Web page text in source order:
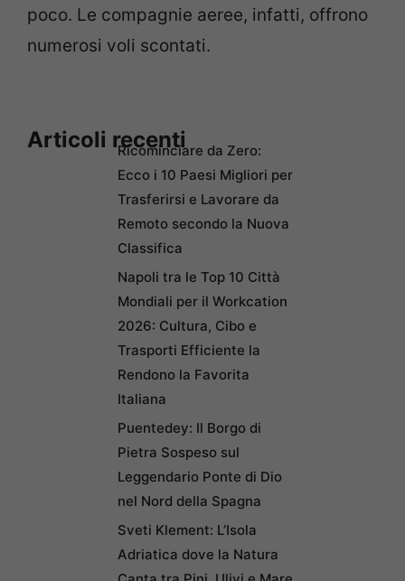
poco. Le compagnie aeree, infatti, offrono
numerosi voli scontati.
Articoli recentiRicominciare da Zero:
Ecco i 10 Paesi Migliori per
Trasferirsi e Lavorare da
Remoto secondo la Nuova
Classifica
Napoli tra le Top 10 Città
Mondiali per il Workcation
2026: Cultura, Cibo e
Trasporti Efficiente la
Rendono la Favorita
Italiana
Puentedey: Il Borgo di
Pietra Sospeso sul
Leggendario Ponte di Dio
nel Nord della Spagna
Sveti Klement: L’Isola
Adriatica dove la Natura